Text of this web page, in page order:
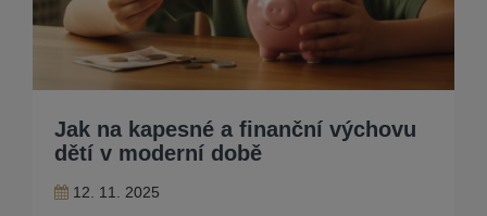
Jak na kapesné a finanční výchovu
dětí v moderní době
12. 11. 2025